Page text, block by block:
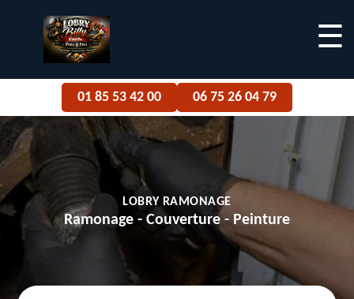
☰
01 85 53 42 00 06 75 26 04 79
LOBRY RAMONAGE
Ramonage - Couverture - Peinture